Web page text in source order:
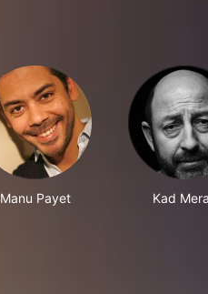
Manu Payet Kad